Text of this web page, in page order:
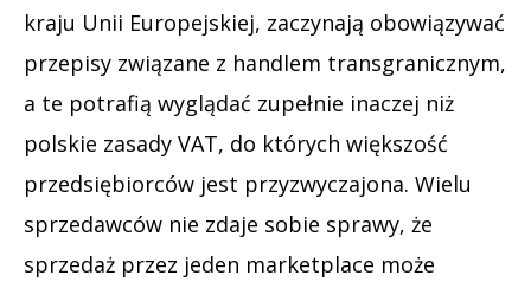
kraju Unii Europejskiej, zaczynają obowiązywać
przepisy związane z handlem transgranicznym,
a te potrafią wyglądać zupełnie inaczej niż
polskie zasady VAT, do których większość
przedsiębiorców jest przyzwyczajona. Wielu
sprzedawców nie zdaje sobie sprawy, że
sprzedaż przez jeden marketplace może